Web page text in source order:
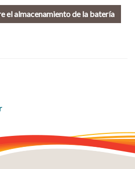
el almacenamiento de la batería